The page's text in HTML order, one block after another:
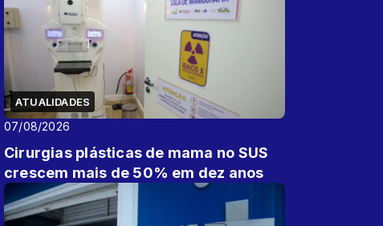
ATUALIDADES
07/08/2026
Cirurgias plásticas de mama no SUS
crescem mais de 50% em dez anos